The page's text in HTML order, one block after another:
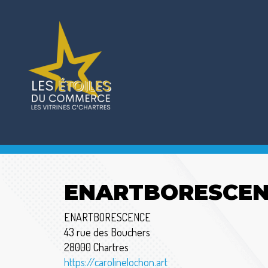
ENARTBORESCENCE
43 rue des Bouchers
28000 Chartres
https://carolinelochon.art